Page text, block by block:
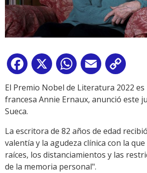
Facebook
X WhatsApp
Email
Link
El Premio Nobel de Literatura 2022
francesa Annie Ernaux, anunció este
Sueca.
La escritora de 82 años de edad
valentía y la agudeza clínica con la
raíces, los distanciamientos y las
de la memoria personal".